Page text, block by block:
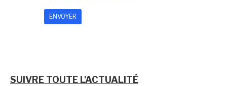
SUIVRE TOUTE L'ACTUALITÉ